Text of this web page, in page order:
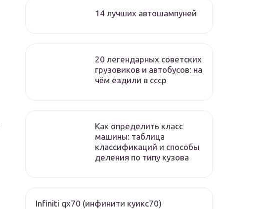
14 лучших автошампуней
20 легендарных советских
грузовиков и автобусов: на
чём ездили в ссср
Как определить класс
машины: таблица
классификаций и способы
деления по типу кузова
Infiniti qx70 (инфинити куикс70)